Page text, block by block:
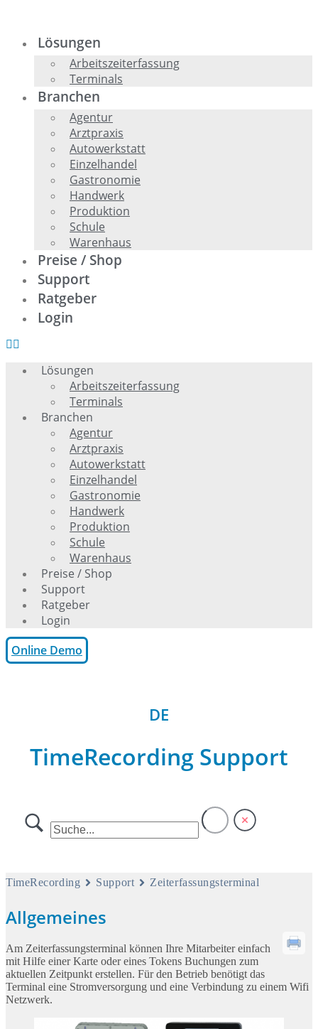
springenLösungen
Arbeitszeiterfassung
Terminals
Branchen
Agentur
Arztpraxis
Autowerkstatt
Einzelhandel
Gastronomie
Handwerk
Produktion
Schule
Warenhaus
Preise / Shop
Support
Ratgeber
Login
Lösungen
Arbeitszeiterfassung
Terminals
Branchen
Agentur
Arztpraxis
Autowerkstatt
Einzelhandel
Gastronomie
Handwerk
Produktion
Schule
Warenhaus
Preise / Shop
Support
Ratgeber
Login
Online Demo
DE
EN
TimeRecording Support
TimeRecording Support Zeiterfassungsterminal
Allgemeines
Am Zeiterfassungsterminal können Ihre Mitarbeiter einfach
mit Hilfe einer Karte oder eines Tokens Buchungen zum
aktuellen Zeitpunkt erstellen. Für den Betrieb benötigt das
Terminal eine Stromversorgung und eine Verbindung zu einem Wifi
Netzwerk.